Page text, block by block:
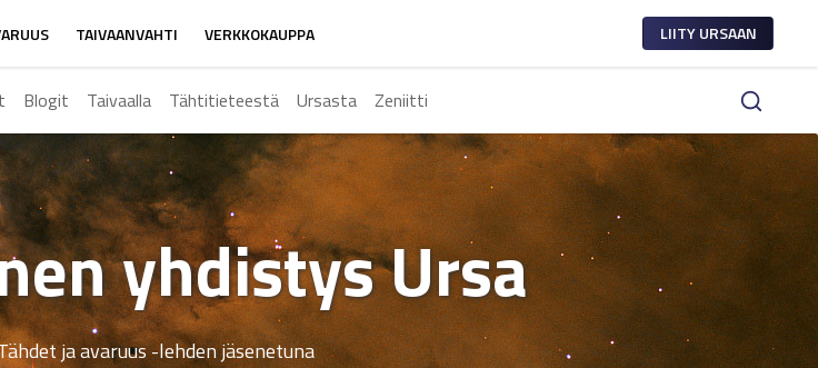
LIITY URSAAN
TAIVAANVAHTI VERKKOKAUPPA
Blogit Taivaalla Tähtitieteestä Ursasta Zeniitti
yhdistys Ursa
ja avaruus -lehden jäsenetuna